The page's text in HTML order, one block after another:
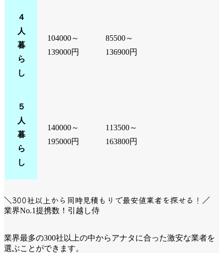
４
人
暮
ら
し
104000～
139000円
85500～
136900円
５
人
暮
ら
し
140000～
195000円
113500～
163800円
＼300社以上から同時見積もりで最安値業者を探せる！／
業界No.1提携数！引越し侍
業界最多の300社以上の中からアナタに合った激安な業者を
選ぶことができます。